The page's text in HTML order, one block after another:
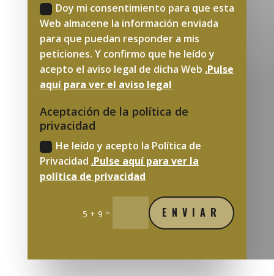
Doy mi consentimiento para que esta
Web almacene la información enviada
para que puedan responder a mis
peticiones. Y confirmo que he leído y
acepto el aviso legal de dicha Web .Pulse
aquí para ver el aviso legal
Aceptación de la política de
privacidad
He leído y acepto la Política de
Privacidad .Pulse aquí para ver la
política de privacidad
5 + 9 = ENVIAR